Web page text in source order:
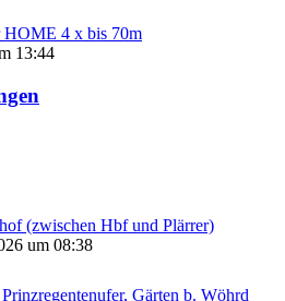
HOME 4 x bis 70m
13:44
(zwischen Hbf und Plärrer)
um 08:38
Gärten b. Wöhrd